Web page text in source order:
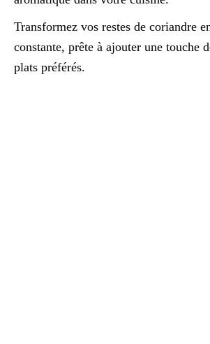
Transformez vos restes de coriandre
constante, prête à ajouter une touche
plats préférés.